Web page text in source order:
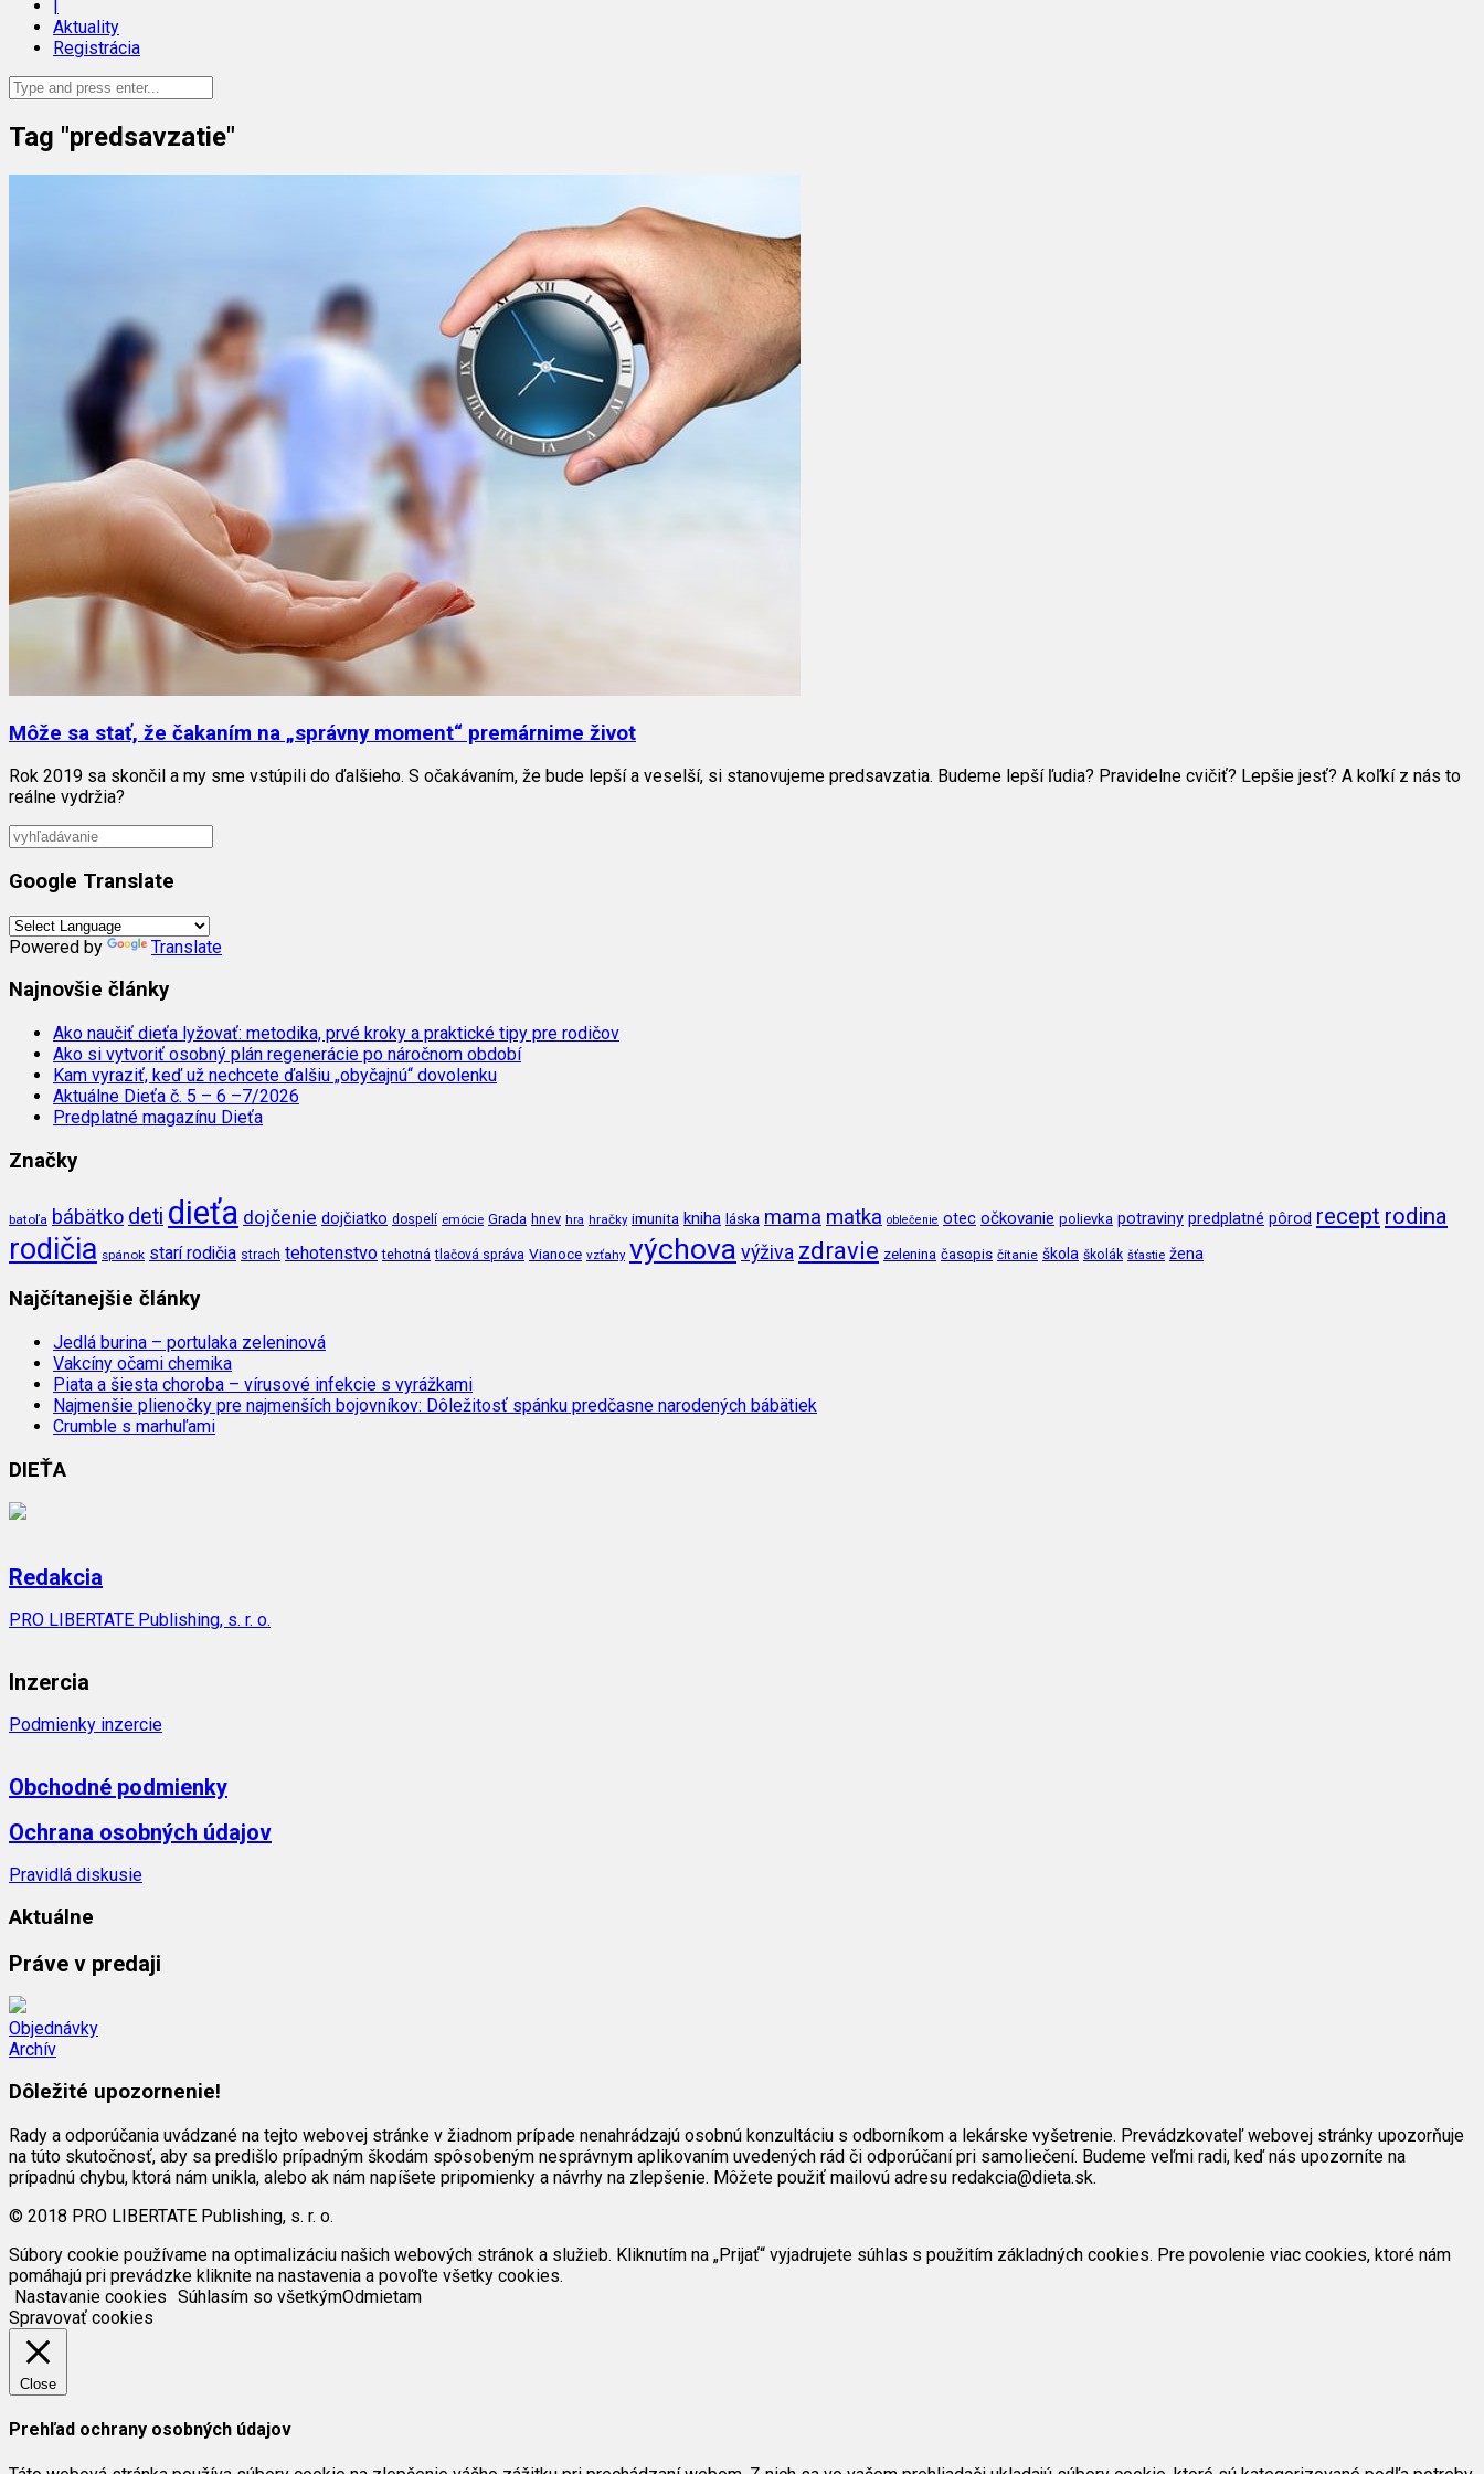
Aktuality
Registrácia
Tag "predsavzatie"
Môže sa stať, že čakaním na „správny moment“ premárnime život
Rok 2019 sa skončil a my sme vstúpili do ďalšieho. S očakávaním, že bude lepší a veselší, si stanovujeme predsavzatia. Budeme lepší ľudia? Pravidelne cvičiť? Lepšie jesť? A koľkí z nás to
reálne vydržia?
Google Translate
Powered by Translate
Najnovšie články
Ako naučiť dieťa lyžovať: metodika, prvé kroky a praktické tipy pre rodičov
Ako si vytvoriť osobný plán regenerácie po náročnom období
Kam vyraziť, keď už nechcete ďalšiu „obyčajnú“ dovolenku
Aktuálne Dieťa č. 5 – 6 –7/2026
Predplatné magazínu Dieťa
Značky
batoľa bábätko deti dieťa dojčenie dojčiatko dospelí emócie Grada hnev hra hračky imunita kniha láska mama matka oblečenie otec očkovanie polievka potraviny predplatné pôrod recept rodina
rodičia spánok starí rodičia strach tehotenstvo tehotná tlačová správa Vianoce vzťahy výchova výživa zdravie zelenina časopis čítanie škola školák šťastie žena
Najčítanejšie články
Jedlá burina – portulaka zeleninová
Vakcíny očami chemika
Piata a šiesta choroba – vírusové infekcie s vyrážkami
Najmenšie plienočky pre najmenších bojovníkov: Dôležitosť spánku predčasne narodených bábätiek
Crumble s marhuľami
DIEŤA
Redakcia
PRO LIBERTATE Publishing, s. r. o.
Inzercia
Podmienky inzercie
Obchodné podmienky
Ochrana osobných údajov
Pravidlá diskusie
Aktuálne
Práve v predaji
Objednávky
Archív
Dôležité upozornenie!
Rady a odporúčania uvádzané na tejto webovej stránke v žiadnom prípade nenahrádzajú osobnú konzultáciu s odborníkom a lekárske vyšetrenie. Prevádzkovateľ webovej stránky upozorňuje
na túto skutočnosť, aby sa predišlo prípadným škodám spôsobeným nesprávnym aplikovaním uvedených rád či odporúčaní pri samoliečení. Budeme veľmi radi, keď nás upozorníte na
prípadnú chybu, ktorá nám unikla, alebo ak nám napíšete pripomienky a návrhy na zlepšenie. Môžete použiť mailovú adresu redakcia@dieta.sk.
© 2018 PRO LIBERTATE Publishing, s. r. o.
Súbory cookie používame na optimalizáciu našich webových stránok a služieb. Kliknutím na „Prijať“ vyjadrujete súhlas s použitím základných cookies. Pre povolenie viac cookies, ktoré nám
pomáhajú pri prevádzke kliknite na nastavenia a povoľte všetky cookies.
Nastavanie cookies Súhlasím so všetkýmOdmietam
Spravovať cookies
Close
Prehľad ochrany osobných údajov